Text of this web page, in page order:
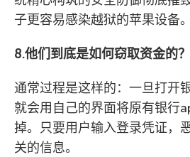
子更容易感染越狱的苹果设备。
8.他们到底是如何窃取资金的？
通常过程是这样的：一旦打开
就会用自己的界面将原有银行
掉。只要用户输入登录凭证，
关的信息。